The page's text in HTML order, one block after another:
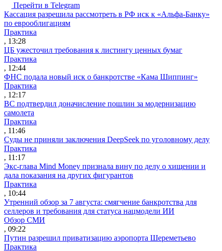
Перейти в Telegram
Кассация разрешила рассмотреть в РФ иск к «Альфа-Банку»
по еврооблигациям
Практика
, 13:28
ЦБ ужесточил требования к листингу ценных бумаг
Практика
, 12:44
ФНС подала новый иск о банкротстве «Кама Шиппинг»
Практика
, 12:17
ВС подтвердил доначисление пошлин за модернизацию
самолета
Практика
, 11:46
Суды не приняли заключения DeepSeek по уголовному делу
Практика
, 11:17
Экс-глава Mind Money признала вину по делу о хищении и
дала показания на других фигурантов
Практика
, 10:44
Утренний обзор за 7 августа: смягчение банкротства для
селлеров и требования для статуса нацмодели ИИ
Обзор СМИ
, 09:22
Путин разрешил приватизацию аэропорта Шереметьево
Практика